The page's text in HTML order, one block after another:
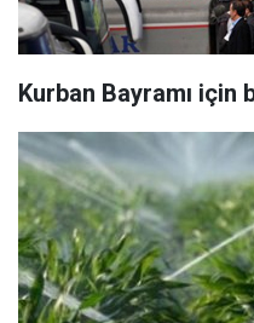
Kurban Bayramı